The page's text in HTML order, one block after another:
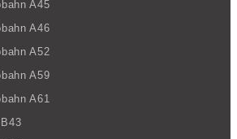
A45
A46
A52
A59
A61